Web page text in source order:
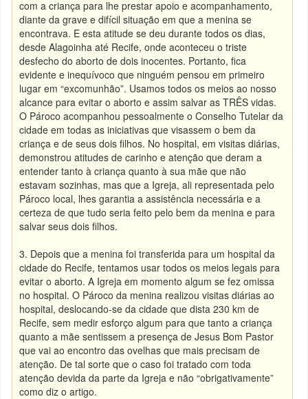
com a criança para lhe prestar apoio e acompanhamento,
diante da grave e difícil situação em que a menina se
encontrava. E esta atitude se deu durante todos os dias,
desde Alagoinha até Recife, onde aconteceu o triste
desfecho do aborto de dois inocentes. Portanto, fica
evidente e inequívoco que ninguém pensou em primeiro
lugar em “excomunhão”. Usamos todos os meios ao nosso
alcance para evitar o aborto e assim salvar as TRÊS vidas.
O Pároco acompanhou pessoalmente o Conselho Tutelar da
cidade em todas as iniciativas que visassem o bem da
criança e de seus dois filhos. No hospital, em visitas diárias,
demonstrou atitudes de carinho e atenção que deram a
entender tanto à criança quanto à sua mãe que não
estavam sozinhas, mas que a Igreja, ali representada pelo
Pároco local, lhes garantia a assistência necessária e a
certeza de que tudo seria feito pelo bem da menina e para
salvar seus dois filhos.
3. Depois que a menina foi transferida para um hospital da
cidade do Recife, tentamos usar todos os meios legais para
evitar o aborto. A Igreja em momento algum se fez omissa
no hospital. O Pároco da menina realizou visitas diárias ao
hospital, deslocando-se da cidade que dista 230 km de
Recife, sem medir esforço algum para que tanto a criança
quanto a mãe sentissem a presença de Jesus Bom Pastor
que vai ao encontro das ovelhas que mais precisam de
atenção. De tal sorte que o caso foi tratado com toda
atenção devida da parte da Igreja e não “obrigativamente”
como diz o artigo.